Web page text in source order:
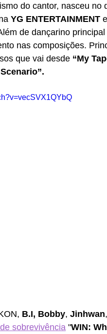
do cantor, nasceu no
YG ENTERTAINMENT
de dançarino
nas composições.
que vai desde “My
B.I, Bobby, Jinhwan,
sobrevivência "WIN: